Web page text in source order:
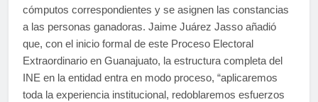
cómputos correspondientes y se asignen las constancias
a las personas ganadoras. Jaime Juárez Jasso añadió
que, con el inicio formal de este Proceso Electoral
Extraordinario en Guanajuato, la estructura completa del
INE en la entidad entra en modo proceso, “aplicaremos
toda la experiencia institucional, redoblaremos esfuerzos